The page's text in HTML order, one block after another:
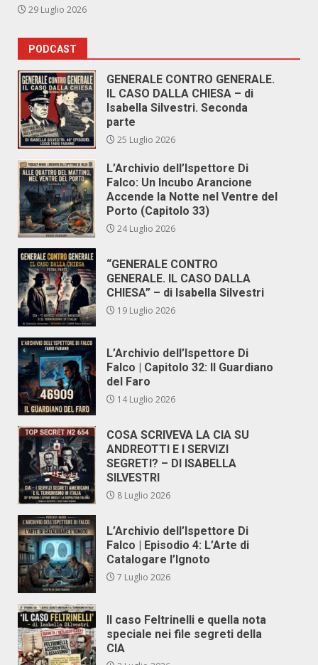
29 Luglio 2026
PODCAST
GENERALE CONTRO GENERALE.
IL CASO DALLA CHIESA – di
Isabella Silvestri. Seconda
parte
25 Luglio 2026
L’Archivio dell’Ispettore Di
Falco: Un Incubo Arancione
Accende la Notte nel Ventre del
Porto (Capitolo 33)
24 Luglio 2026
“GENERALE CONTRO
GENERALE. IL CASO DALLA
CHIESA” – di Isabella Silvestri
19 Luglio 2026
L’Archivio dell’Ispettore Di
Falco | Capitolo 32: Il Guardiano
del Faro
14 Luglio 2026
COSA SCRIVEVA LA CIA SU
ANDREOTTI E I SERVIZI
SEGRETI? – DI ISABELLA
SILVESTRI
8 Luglio 2026
L’Archivio dell’Ispettore Di
Falco | Episodio 4: L’Arte di
Catalogare l’Ignoto
7 Luglio 2026
Il caso Feltrinelli e quella nota
speciale nei file segreti della
CIA